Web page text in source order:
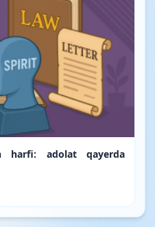
adolat qayerda